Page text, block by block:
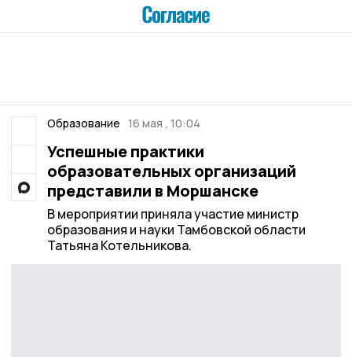
Образование 16 мая , 10:04
Успешные практики
образовательных организаций
представили в Моршанске
В мероприятии приняла участие министр
образования и науки Тамбовской области
Татьяна Котельникова.